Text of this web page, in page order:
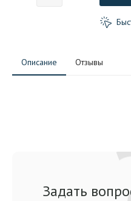
Описание Отзывы
Задать